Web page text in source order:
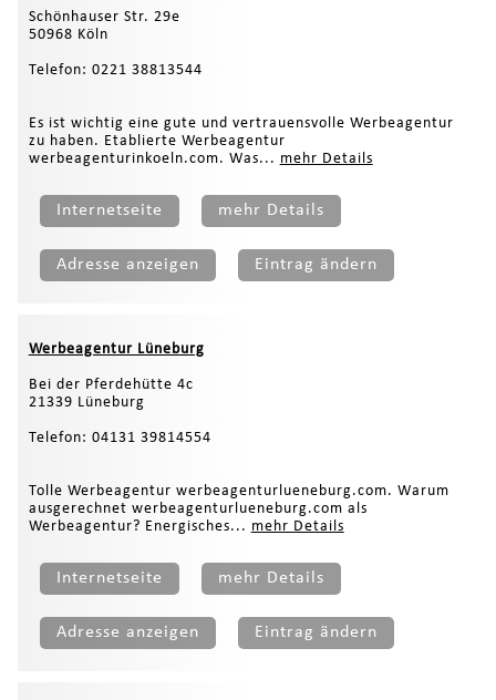
Schönhauser Str. 29e
50968 Köln
Telefon: 0221 38813544
Es ist wichtig eine gute und vertrauensvolle Werbeagentur
zu haben. Etablierte Werbeagentur
werbeagenturinkoeln.com. Was... mehr Details
Internetseite mehr Details
Adresse anzeigen Eintrag ändern
Werbeagentur Lüneburg
Bei der Pferdehütte 4c
21339 Lüneburg
Telefon: 04131 39814554
Tolle Werbeagentur werbeagenturlueneburg.com. Warum
ausgerechnet werbeagenturlueneburg.com als
Werbeagentur? Energisches... mehr Details
Internetseite mehr Details
Adresse anzeigen Eintrag ändern